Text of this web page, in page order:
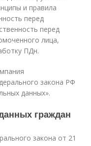
и правила
перед
перед
лица,
ПДн.
закона РФ
данных».
граждан
закона от 21